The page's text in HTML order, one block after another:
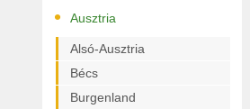
• Ausztria
Alsó-Ausztria
Bécs
Burgenland